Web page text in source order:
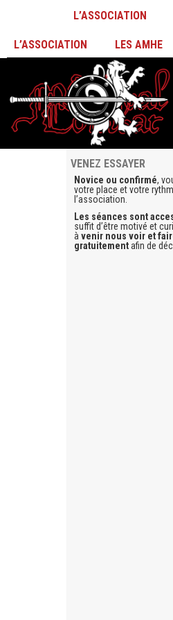
L’ASSOCIATION
L’ASSOCIATION LES AMHE
VENEZ ESSAYER
Novice ou confirmé,
votre place et votre
l’association.
Les séances sont
suffit d’être motivé et
à venir nous voir et
gratuitementafin de